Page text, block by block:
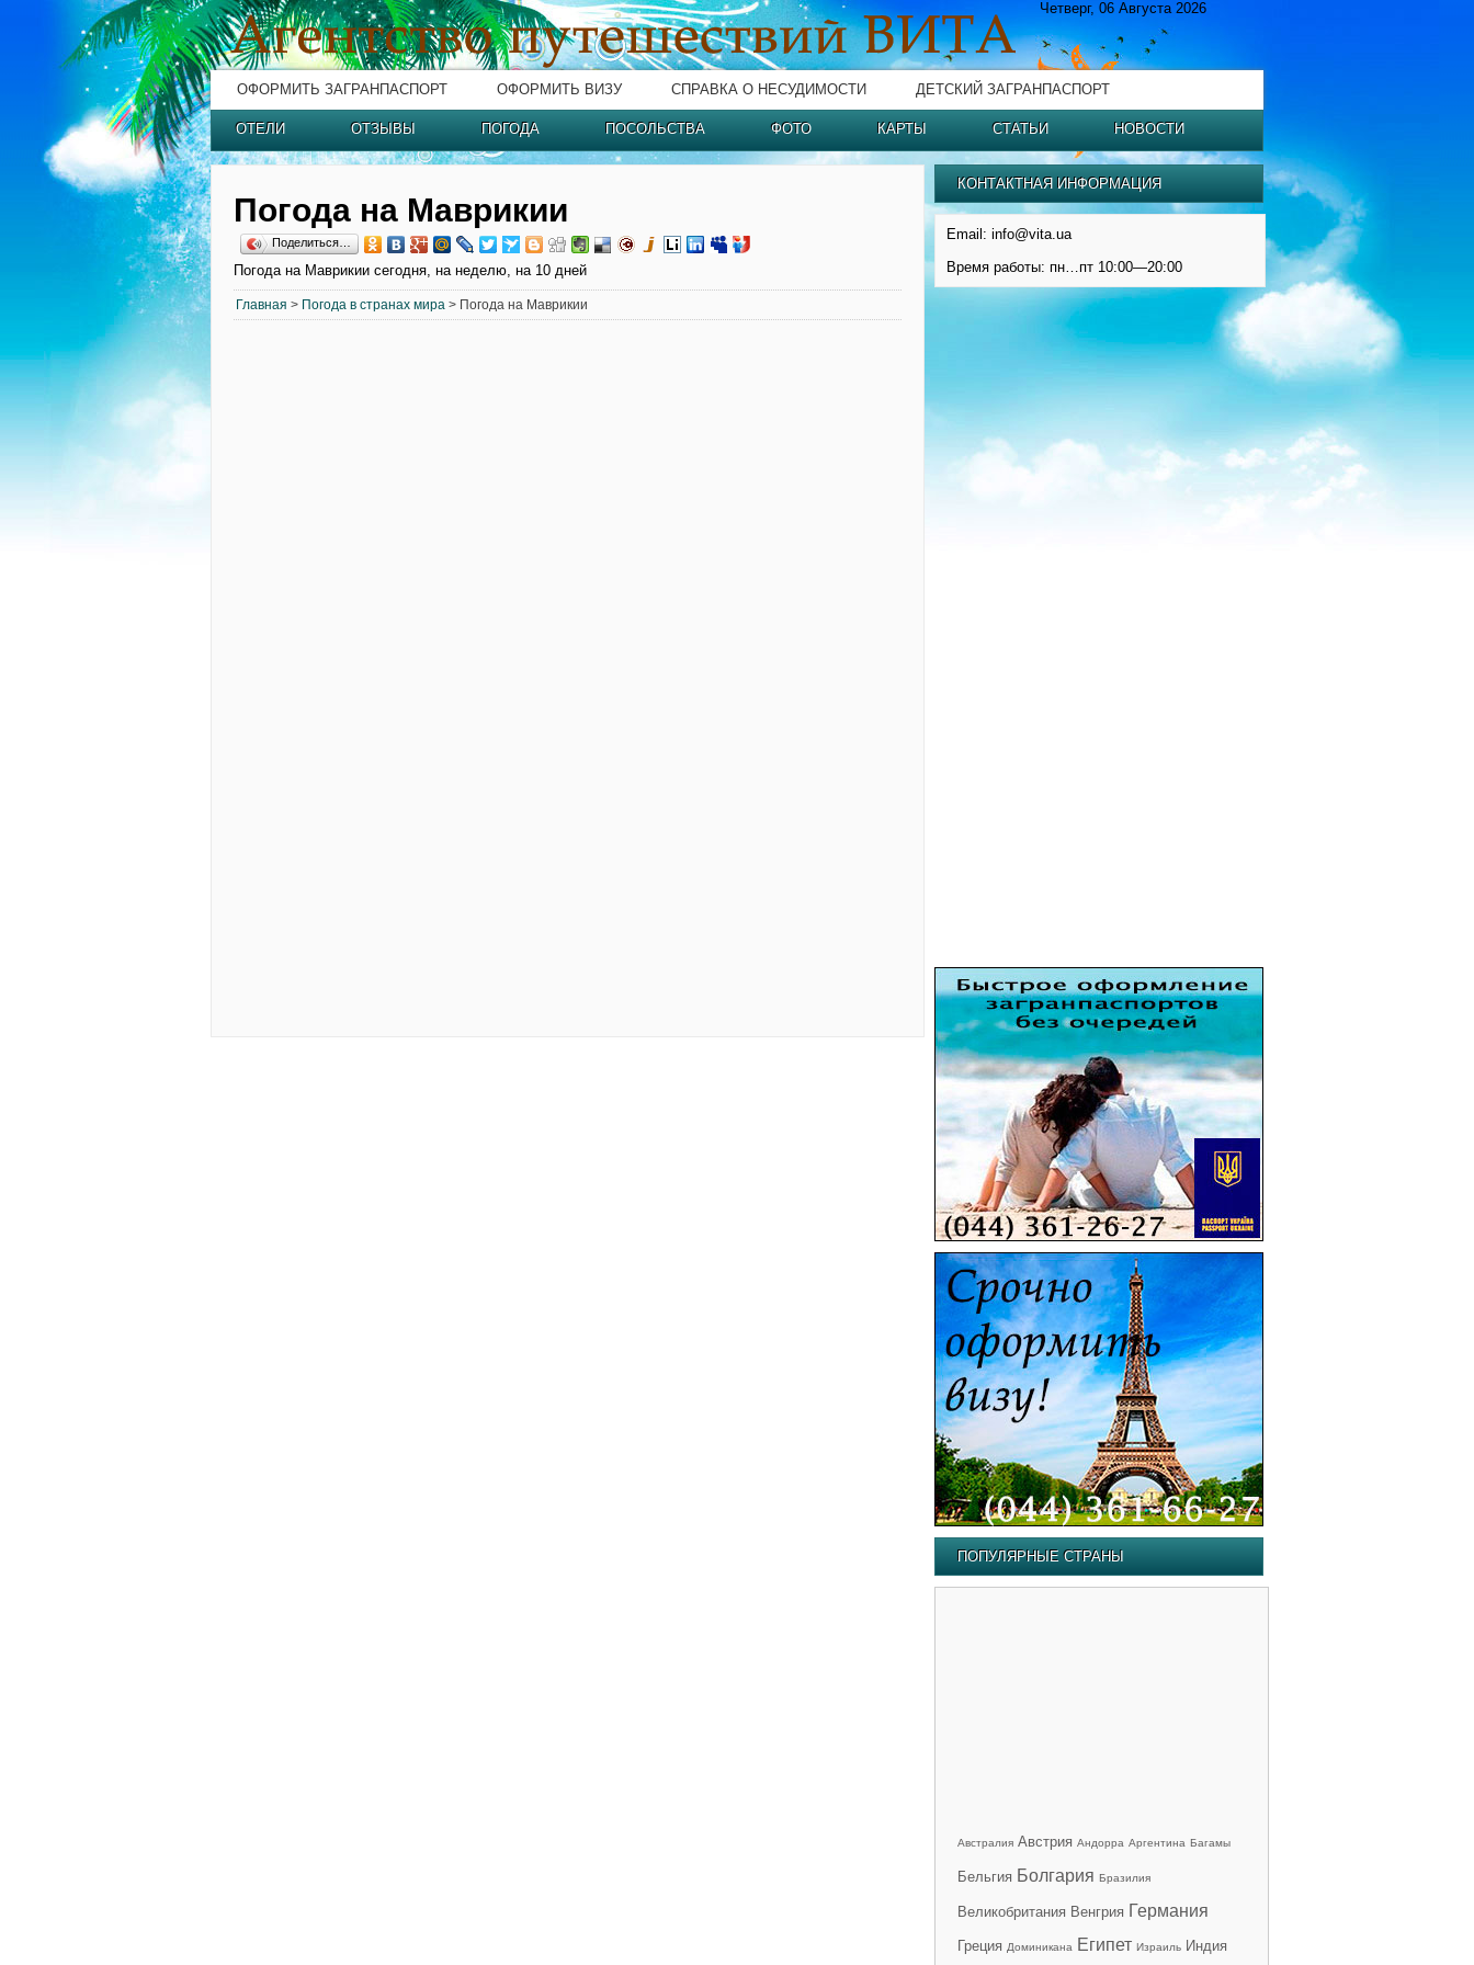
Четверг, 06 Августа 2026
ОФОРМИТЬ ЗАГРАНПАСПОРТ ОФОРМИТЬ ВИЗУ СПРАВКА О НЕСУДИМОСТИ ДЕТСКИЙ ЗАГРАНПАСПОРТ
ОТЕЛИ ОТЗЫВЫ ПОГОДА ПОСОЛЬСТВА ФОТО КАРТЫ СТАТЬИ НОВОСТИ
Погода на Маврикии
Поделиться…
Погода на Маврикии сегодня, на неделю, на 10 дней
Главная > Погода в странах мира > Погода на Маврикии
КОНТАКТНАЯ ИНФОРМАЦИЯ
Email: info@vita.ua
Время работы: пн…пт 10:00—20:00
ПОПУЛЯРНЫЕ СТРАНЫ
Австралия Австрия Андорра Аргентина Багамы
Бельгия Болгария Бразилия
Великобритания Венгрия Германия
Греция Доминикана Египет Израиль Индия